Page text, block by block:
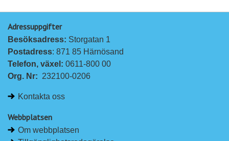
Adressuppgifter
Besöksadress: Storgatan 1
Postadress: 871 85 Härnösand
Telefon, växel: 0611-800 00
Org. Nr: 232100-0206
Kontakta oss
Webbplatsen
Om webbplatsen